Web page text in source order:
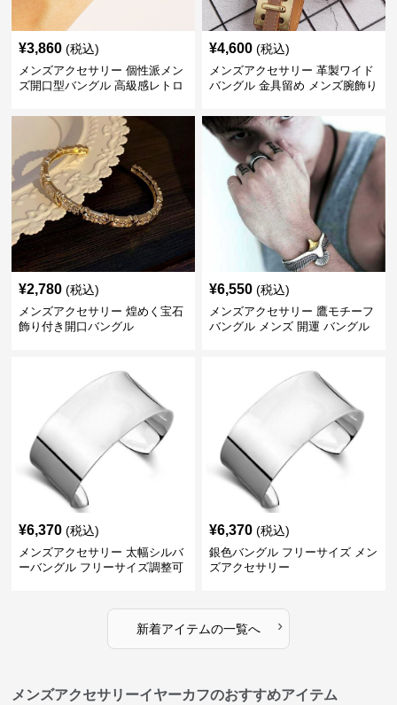
¥3,860 (税込)
メンズアクセサリー 個性派メン
ズ開口型バングル 高級感レトロ
¥4,600 (税込)
メンズアクセサリー 革製ワイド
バングル 金具留め メンズ腕飾り
¥2,780 (税込)
メンズアクセサリー 煌めく宝石
飾り付き開口バングル
¥6,550 (税込)
メンズアクセサリー 鷹モチーフ
バングル メンズ 開運 バングル
¥6,370 (税込)
メンズアクセサリー 太幅シルバ
ーバングル フリーサイズ調整可
¥6,370 (税込)
銀色バングル フリーサイズ メン
ズアクセサリー
新着アイテムの一覧へ ›
メンズアクセサリーイヤーカフのおすすめアイテム